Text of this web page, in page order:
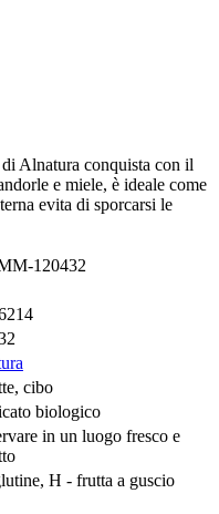
di Alnatura conquista con il
e miele, è ideale come
evita di sporcarsi le
120432
cibo
biologico
in un luogo fresco e
H - frutta a guscio